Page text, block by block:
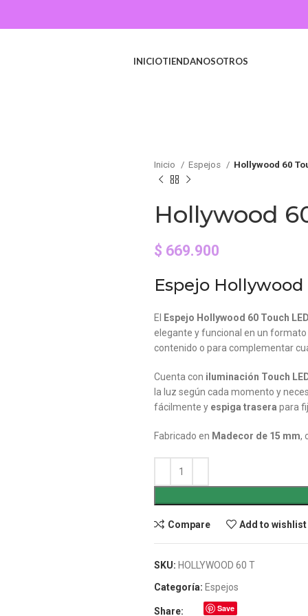
INICIOTIENDANOSOTROS
Inicio Espejos Hollywood 60
Hollywood
$ 669.900
Espejo Hollywood
El
Espejo Hollywood 60 Touch
elegante y funcional en un
contenido o para complementar
Cuenta con iluminación Touch
la luz según cada momento y
fácilmente y espiga trasera para
Fabricado en Madecor de 15 mm,
Compare Add to wishlist
SKU: HOLLYWOOD 60 T
Categoría: Espejos
Share: Save